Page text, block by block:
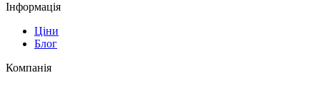
Інформація
Ціни
Блог
Компанія